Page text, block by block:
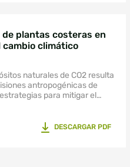
subsidiarias de AMP
Rica, Panamá y
de incluir las AMP
dado que la
de coral en la región
de plantas costeras en
climático
naturales de CO2 resulta
antropogénicas de
para mitigar el
tropicales.DESCARGAR PDF